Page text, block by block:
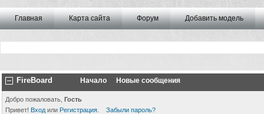
Главная Карта сайта Форум Добавить модель
FireBoard Начало Новые сообщения
Добро пожаловать, Гость
Привет! Вход или Регистрация Забыли пароль?